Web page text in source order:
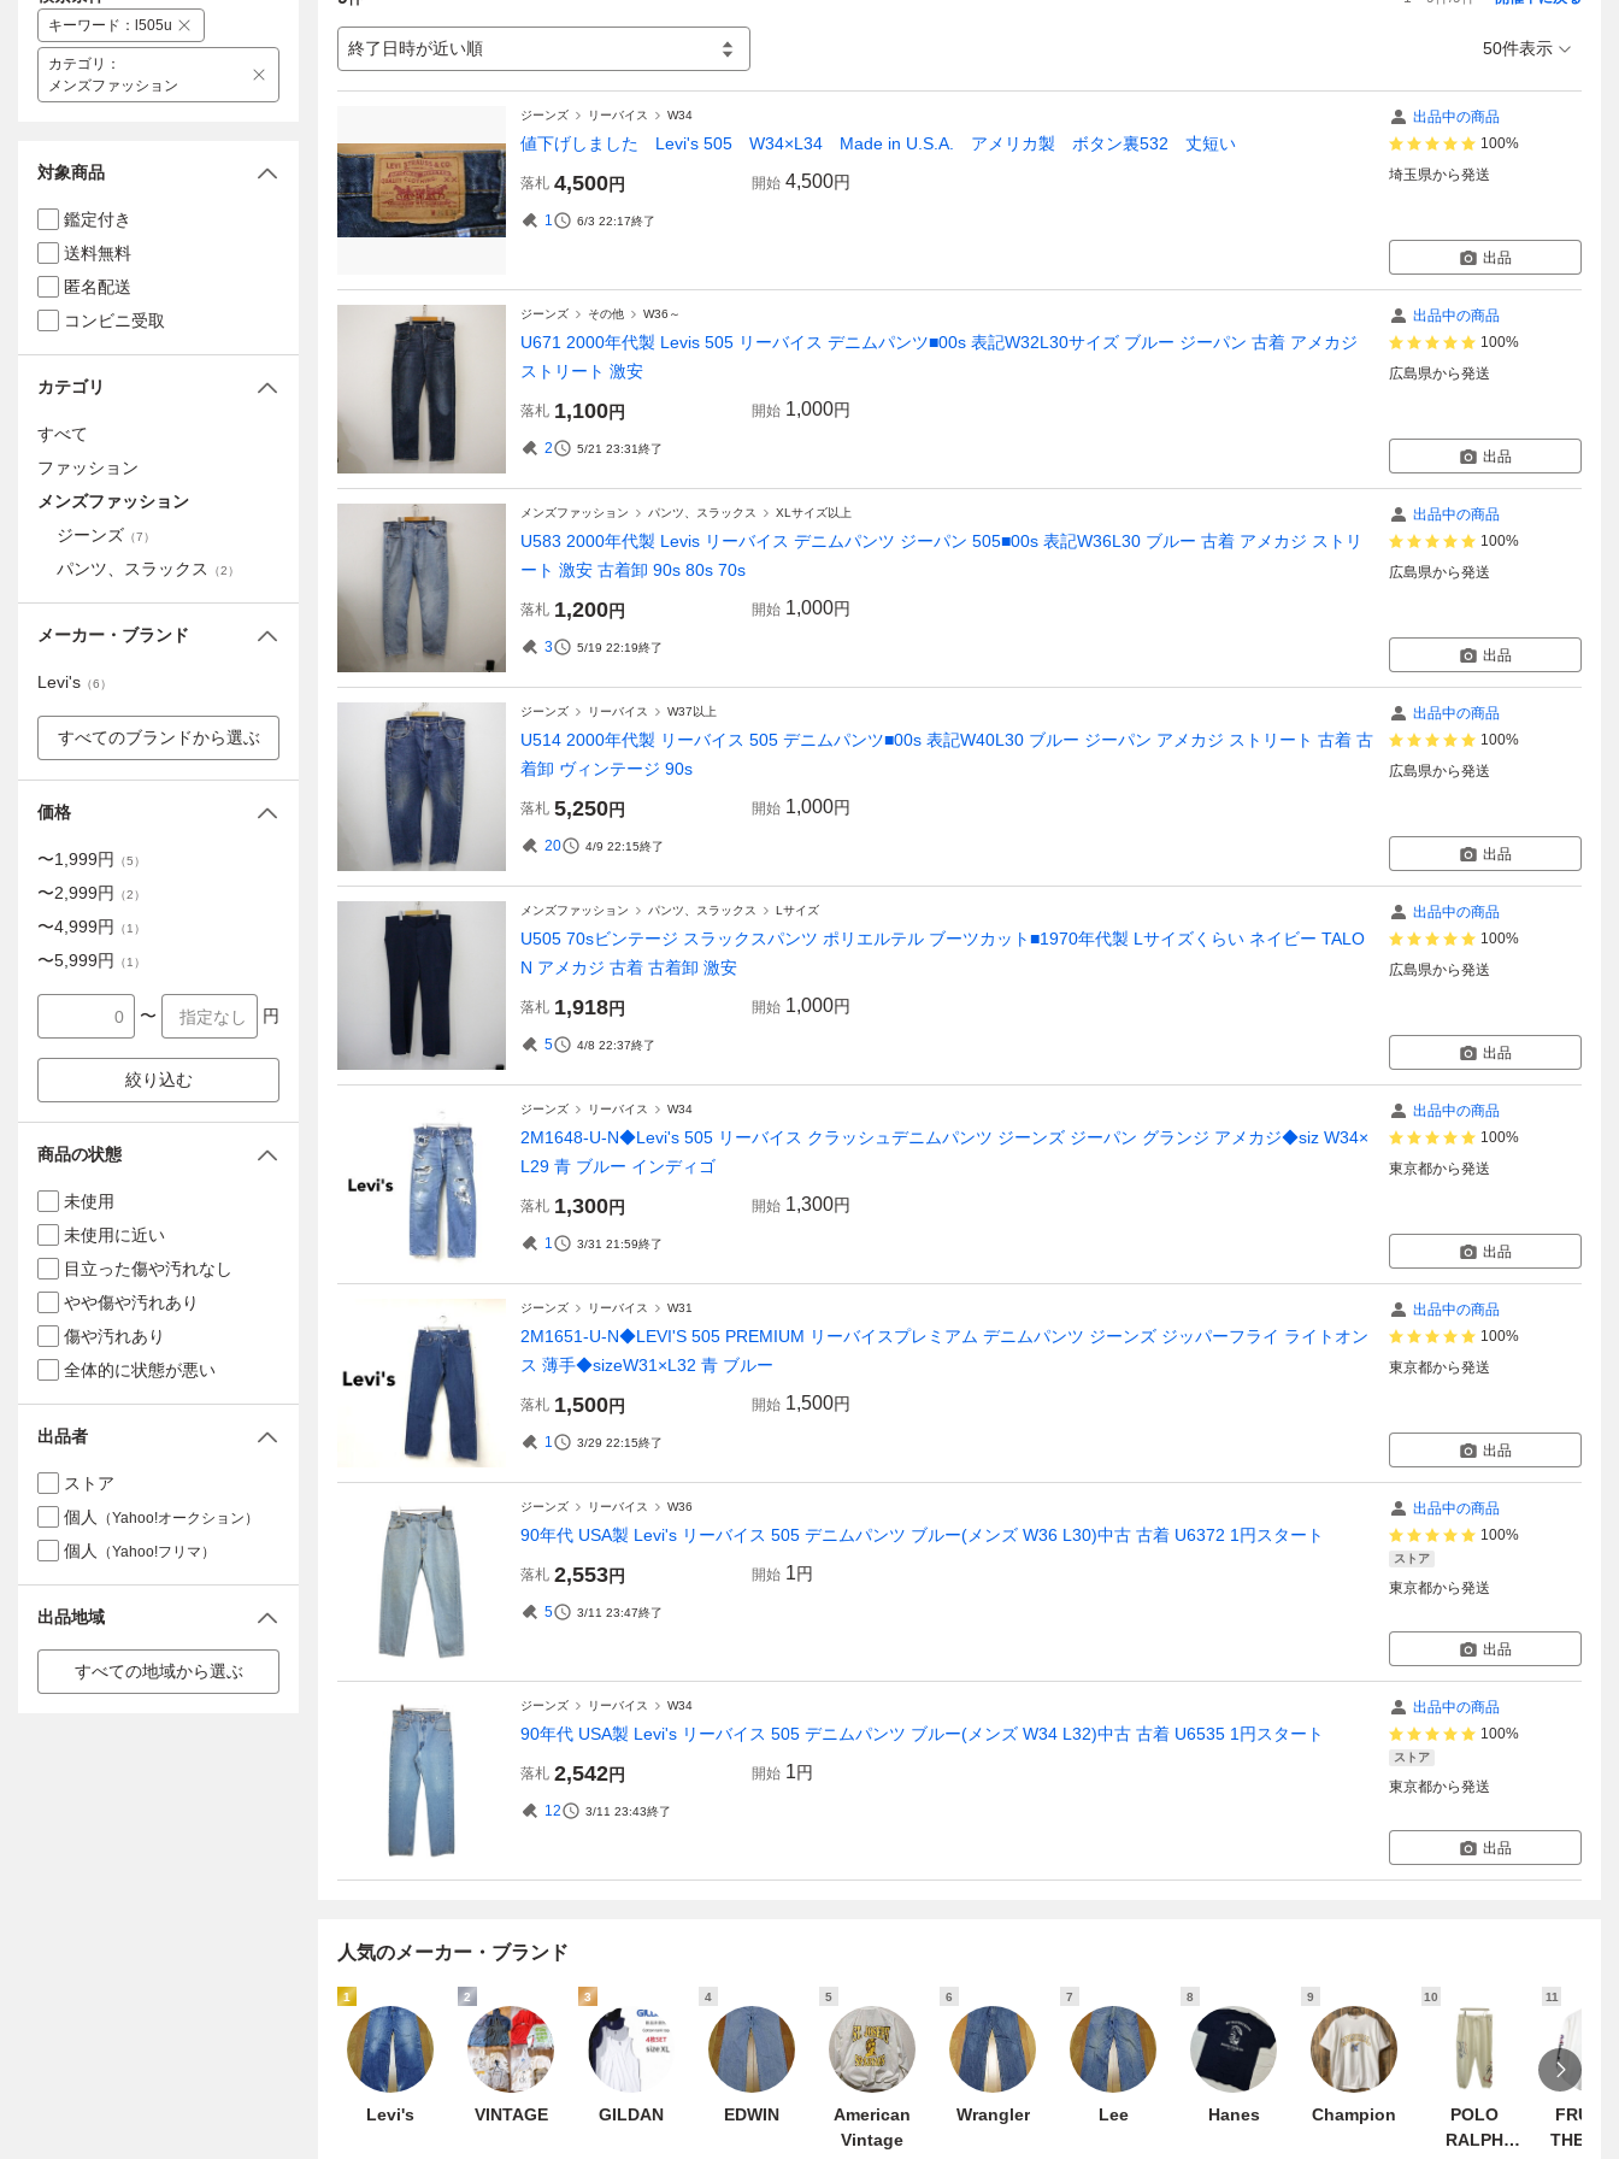
終了日時が近い順 50件表示
ジーンズ リーバイス W34
値下げしました Levi's 505 W34×L34 Made in U.S.A. アメリカ製 ボタン裏532 丈短い
落札 4,500円 開始 4,500円
1 6/3 22:17終了
出品中の商品
100%
埼玉県から発送
出品
ジーンズ その他 W36～
U671 2000年代製 Levis 505 リーバイス デニムパンツ■00s 表記W32L30サイズ ブルー ジーパン 古着 アメカジ
ストリート 激安
落札 1,100円 開始 1,000円
2 5/21 23:31終了
出品中の商品
100%
広島県から発送
出品
メンズファッション パンツ、スラックス XLサイズ以上
U583 2000年代製 Levis リーバイス デニムパンツ ジーパン 505■00s 表記W36L30 ブルー 古着 アメカジ ストリ
ート 激安 古着卸 90s 80s 70s
落札 1,200円 開始 1,000円
3 5/19 22:19終了
出品中の商品
100%
広島県から発送
出品
ジーンズ リーバイス W37以上
U514 2000年代製 リーバイス 505 デニムパンツ■00s 表記W40L30 ブルー ジーパン アメカジ ストリート 古着 古
着卸 ヴィンテージ 90s
落札 5,250円 開始 1,000円
20 4/9 22:15終了
出品中の商品
100%
広島県から発送
出品
メンズファッション パンツ、スラックス Lサイズ
U505 70sビンテージ スラックスパンツ ポリエルテル ブーツカット■1970年代製 Lサイズくらい ネイビー TALO
N アメカジ 古着 古着卸 激安
落札 1,918円 開始 1,000円
5 4/8 22:37終了
出品中の商品
100%
広島県から発送
出品
ジーンズ リーバイス W34
2M1648-U-N◆Levi's 505 リーバイス クラッシュデニムパンツ ジーンズ ジーパン グランジ アメカジ◆siz W34×
L29 青 ブルー インディゴ
落札 1,300円 開始 1,300円
1 3/31 21:59終了
出品中の商品
100%
東京都から発送
出品
ジーンズ リーバイス W31
2M1651-U-N◆LEVI'S 505 PREMIUM リーバイスプレミアム デニムパンツ ジーンズ ジッパーフライ ライトオン
ス 薄手◆sizeW31×L32 青 ブルー
落札 1,500円 開始 1,500円
1 3/29 22:15終了
出品中の商品
100%
東京都から発送
出品
ジーンズ リーバイス W36
90年代 USA製 Levi's リーバイス 505 デニムパンツ ブルー(メンズ W36 L30)中古 古着 U6372 1円スタート
落札 2,553円 開始 1円
5 3/11 23:47終了
出品中の商品
100%
ストア
東京都から発送
出品
ジーンズ リーバイス W34
90年代 USA製 Levi's リーバイス 505 デニムパンツ ブルー(メンズ W34 L32)中古 古着 U6535 1円スタート
落札 2,542円 開始 1円
12 3/11 23:43終了
出品中の商品
100%
ストア
東京都から発送
出品
人気のメーカー・ブランド
1
Levi's
2
VINTAGE
3
GILDAN
4
EDWIN
5
American
Vintage
6
Wrangler
7
Lee
8
Hanes
9
Champion
10
POLO
RALPH
11
FRUIT
THE
キーワード ： l505u
カテゴリ ：
メンズファッション
対象商品
鑑定付き
送料無料
匿名配送
コンビニ受取
カテゴリ
すべて
ファッション
メンズファッション
ジーンズ （7）
パンツ、スラックス （2）
メーカー・ブランド
Levi's （6）
すべてのブランドから選ぶ
価格
〜1,999円 （5）
〜2,999円 （2）
〜4,999円 （1 ）
〜5,999円 （1 ）
〜 円
絞り込む
商品の状態
未使用
未使用に近い
目立った傷や汚れなし
やや傷や汚れあり
傷や汚れあり
全体的に状態が悪い
出品者
ストア
個人
（Yahoo!オークション）
個人 （Yahoo!フリマ）
出品地域
すべての地域から選ぶ